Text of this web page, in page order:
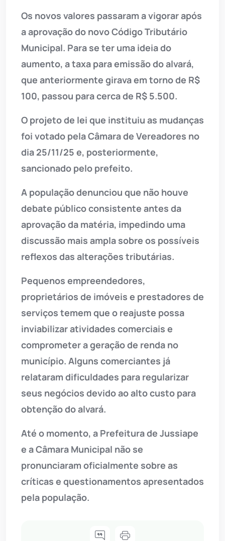
Os novos valores passaram a vigorar após
a aprovação do novo Código Tributário
Municipal. Para se ter uma ideia do
aumento, a taxa para emissão do alvará,
que anteriormente girava em torno de R$
100, passou para cerca de R$ 5.500.
O projeto de lei que instituiu as mudanças
foi votado pela Câmara de Vereadores no
dia 25/11/25 e, posteriormente,
sancionado pelo prefeito.
A população denunciou que não houve
debate público consistente antes da
aprovação da matéria, impedindo uma
discussão mais ampla sobre os possíveis
reflexos das alterações tributárias.
Pequenos empreendedores,
proprietários de imóveis e prestadores de
serviços temem que o reajuste possa
inviabilizar atividades comerciais e
comprometer a geração de renda no
município. Alguns comerciantes já
relataram dificuldades para regularizar
seus negócios devido ao alto custo para
obtenção do alvará.
Até o momento, a Prefeitura de Jussiape
e a Câmara Municipal não se
pronunciaram oficialmente sobre as
críticas e questionamentos apresentados
pela população.